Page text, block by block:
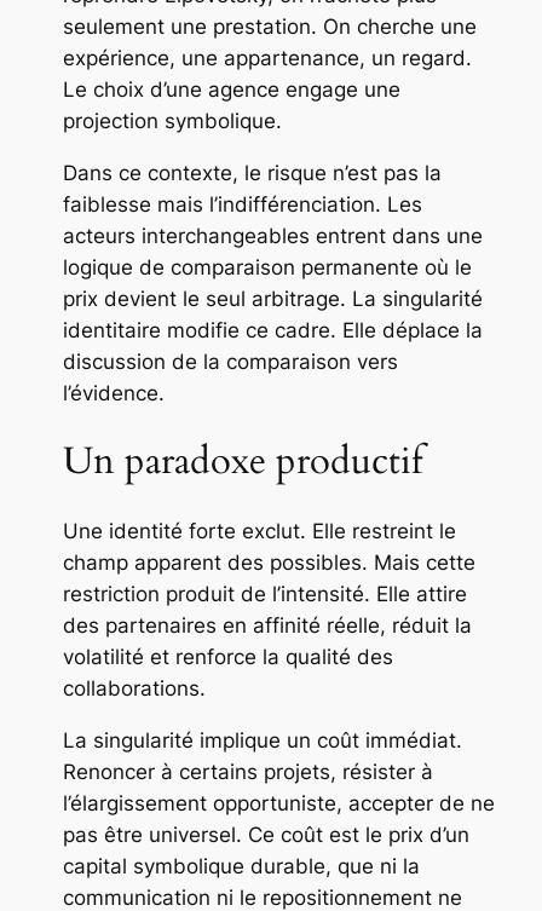
seulement une prestation. On cherche une
expérience, une appartenance, un regard.
Le choix d’une agence engage une
projection symbolique.
Dans ce contexte, le risque n’est pas la
faiblesse mais l’indifférenciation. Les
acteurs interchangeables entrent dans une
logique de comparaison permanente où le
prix devient le seul arbitrage. La singularité
identitaire modifie ce cadre. Elle déplace la
discussion de la comparaison vers
l’évidence.
Un paradoxe productif
Une identité forte exclut. Elle restreint le
champ apparent des possibles. Mais cette
restriction produit de l’intensité. Elle attire
des partenaires en affinité réelle, réduit la
volatilité et renforce la qualité des
collaborations.
La singularité implique un coût immédiat.
Renoncer à certains projets, résister à
l’élargissement opportuniste, accepter de ne
pas être universel. Ce coût est le prix d’un
capital symbolique durable, que ni la
communication ni le repositionnement ne